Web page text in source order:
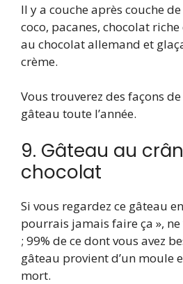
Il y a couche après couche
coco, pacanes, chocolat
au chocolat allemand et
crème.
Vous trouverez des façons
gâteau toute l’année.
9. Gâteau au
chocolat
Si vous regardez ce gâteau
pourrais jamais faire ça »,
; 99% de ce dont vous avez
gâteau provient d’un moule
mort.